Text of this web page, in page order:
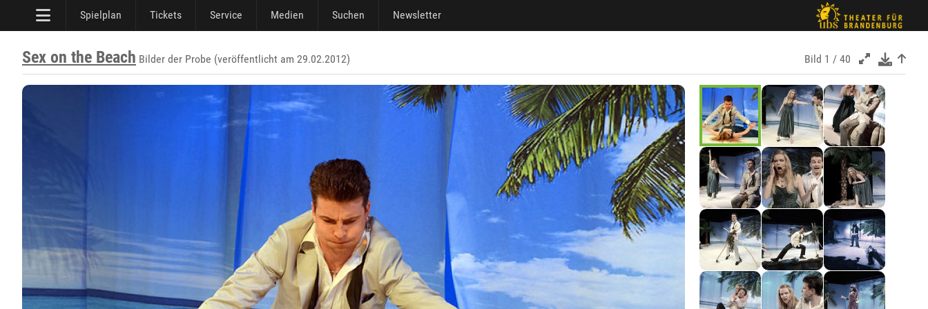
Spielplan Tickets Service Medien Suchen Newsletter
Sex on the Beach Bilder der Probe (veröffentlicht am 29.02.2012) Bild 1 / 40